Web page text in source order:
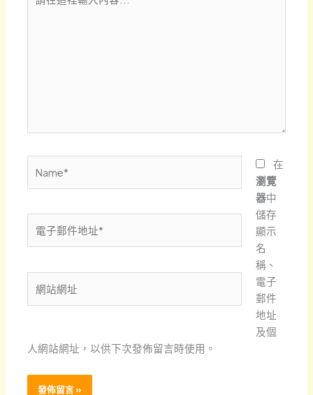
在
子
件
地
址
站
在
瀏覽
器中
儲存
顯示
名
稱、
電子
郵件
地址
及個
人網站網址，以供下次發佈留言時使用。